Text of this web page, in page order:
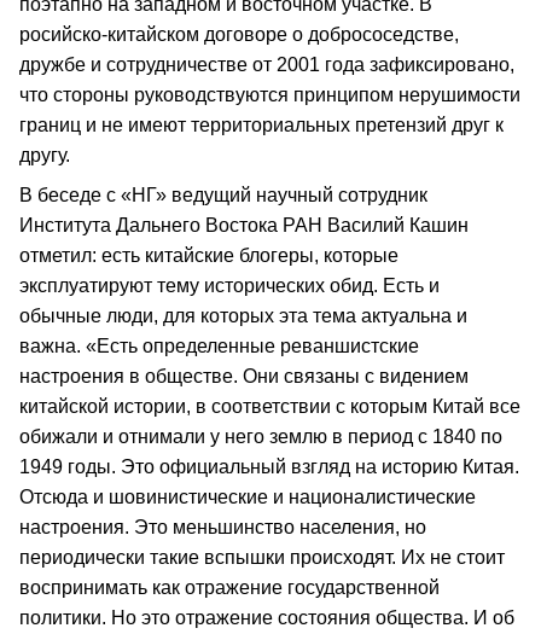
поэтапно на западном и восточном участке. В
росийско-китайском договоре о добрососедстве,
дружбе и сотрудничестве от 2001 года зафиксировано,
что стороны руководствуются принципом нерушимости
границ и не имеют территориальных претензий друг к
другу.
В беседе с «НГ» ведущий научный сотрудник
Института Дальнего Востока РАН Василий Кашин
отметил: есть китайские блогеры, которые
эксплуатируют тему исторических обид. Есть и
обычные люди, для которых эта тема актуальна и
важна. «Есть определенные реваншистские
настроения в обществе. Они связаны с видением
китайской истории, в соответствии с которым Китай все
обижали и отнимали у него землю в период с 1840 по
1949 годы. Это официальный взгляд на историю Китая.
Отсюда и шовинистические и националистические
настроения. Это меньшинство населения, но
периодически такие вспышки происходят. Их не стоит
воспринимать как отражение государственной
политики. Но это отражение состояния общества. И об